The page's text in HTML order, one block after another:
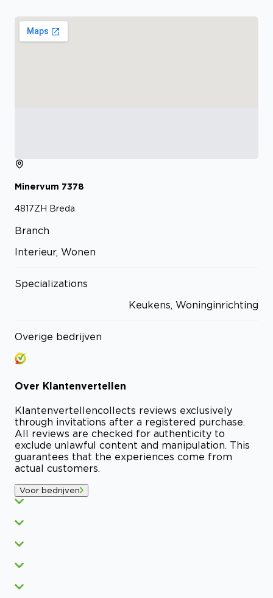
Minervum 7378
4817ZH Breda
Branch
Interieur, Wonen
Specializations
Keukens, Woninginrichting
Overige bedrijven
Over Klantenvertellen
Klantenvertellencollects reviews exclusively
through invitations after a registered purchase.
All reviews are checked for authenticity to
exclude unlawful content and manipulation. This
guarantees that the experiences come from
actual customers.
Voor bedrijven